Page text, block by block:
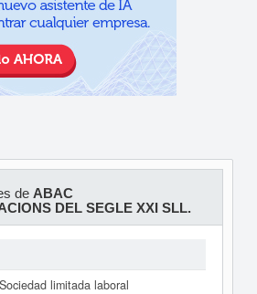
de ABAC
DEL SEGLE XXI SLL.
Sociedad limitada laboral